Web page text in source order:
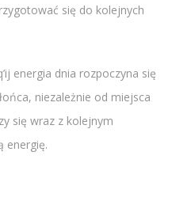
się do kolejnych
energia dnia rozpoczyna się
niezależnie od miejsca
się wraz z kolejnym
energię.